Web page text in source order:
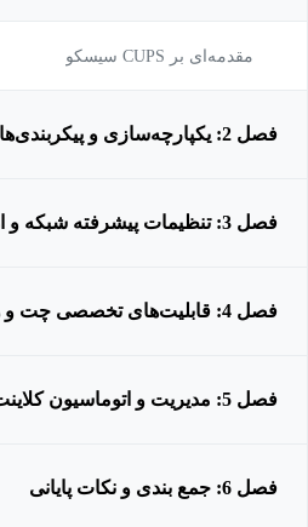
مقدمه‌ای بر CUPS سیسکو
فصل 2: یکپارچه‌سازی و پیکربندی‌های پایه
فصل 3: تنظیمات پیشرفته شبکه و ارتباطات CUPS سیسکو
فصل 4: قابلیت‌های تخصصی چت و همکاری
فصل 5: مدیریت و اتوماسیون کلاینت‌ها
فصل 6: جمع بندی و نکات پایانی